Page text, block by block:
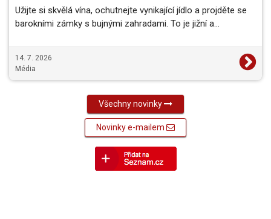
Užijte si skvělá vína, ochutnejte vynikající jídlo a projděte se
barokními zámky s bujnými zahradami. To je jižní a…
14. 7. 2026
Média
Všechny novinky
Novinky e-mailem